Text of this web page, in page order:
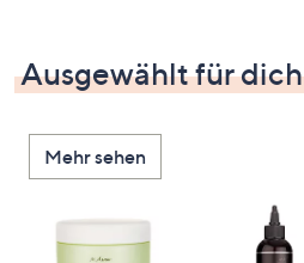
Ausgewählt für dich
Mehr sehen